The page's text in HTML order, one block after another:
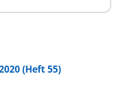
(Heft 55)